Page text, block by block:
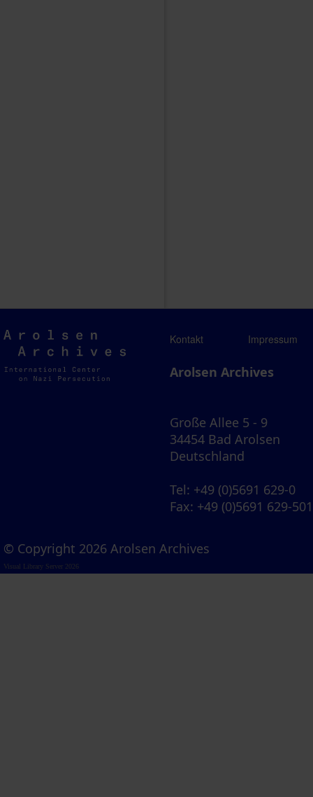
Arolsen
Archives
Kontakt Impressum
Arolsen Archives
Große Allee 5 - 9
34454 Bad Arolsen
Deutschland
Tel: +49 (0)5691 629-0
Fax: +49 (0)5691 629-501
© Copyright 2026 Arolsen Archives
Visual Library Server 2026